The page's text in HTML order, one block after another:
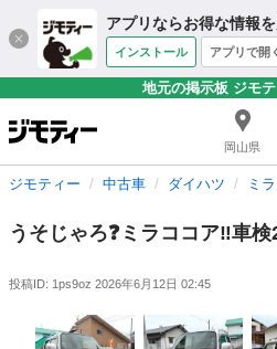
アプリならお得な情報
インストール アプリで開
地元の掲示板 ジモ
岡山県
ジモティー 中古車 ダイハツ ミラ
うそじゃろ❓ミラココア‼️車
投稿ID: 1ps9oz 2026年6月12日 02:45